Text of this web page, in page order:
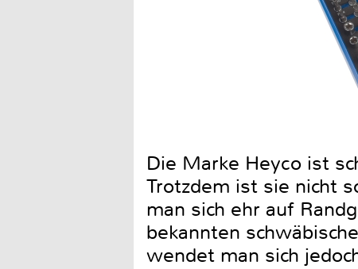
Die Marke Heyco ist
Trotzdem ist sie nicht
man sich ehr auf
bekannten
wendet man sich